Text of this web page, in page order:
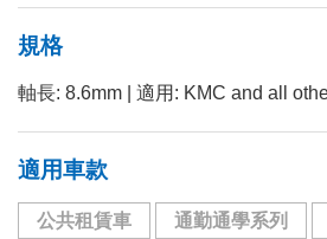
規格
軸長: 8.6mm | 適用: KMC and all
適用車款
公共租賃車 通勤通學系列